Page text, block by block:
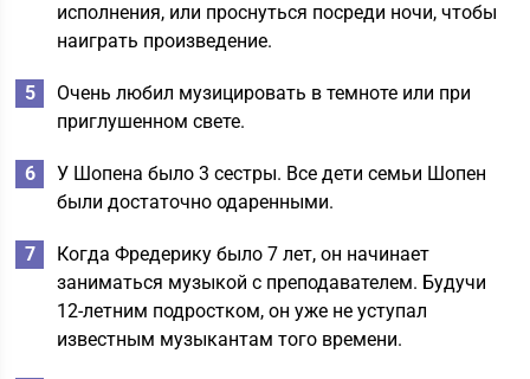
исполнения, или проснуться посреди ночи, чтобы
наиграть произведение.
Очень любил музицировать в темноте или при
приглушенном свете.
У Шопена было 3 сестры. Все дети семьи Шопен
были достаточно одаренными.
Когда Фредерику было 7 лет, он начинает
заниматься музыкой с преподавателем. Будучи
12-летним подростком, он уже не уступал
известным музыкантам того времени.